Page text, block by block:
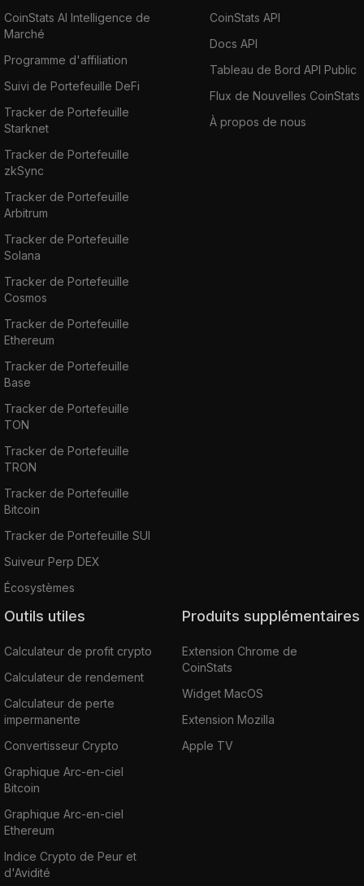
CoinStats AI Intelligence de
Marché
Programme d'affiliation
Suivi de Portefeuille DeFi
Tracker de Portefeuille
Starknet
Tracker de Portefeuille
zkSync
Tracker de Portefeuille
Arbitrum
Tracker de Portefeuille
Solana
Tracker de Portefeuille
Cosmos
Tracker de Portefeuille
Ethereum
Tracker de Portefeuille
Base
Tracker de Portefeuille
TON
Tracker de Portefeuille
TRON
Tracker de Portefeuille
Bitcoin
Tracker de Portefeuille SUI
Suiveur Perp DEX
Écosystèmes
CoinStats API
Docs API
Tableau de Bord API Public
Flux de Nouvelles CoinStats
À propos de nous
Outils utiles
Calculateur de profit crypto
Calculateur de rendement
Calculateur de perte
impermanente
Convertisseur Crypto
Graphique Arc-en-ciel
Bitcoin
Graphique Arc-en-ciel
Ethereum
Indice Crypto de Peur et
d'Avidité
Produits supplémentaires
Extension Chrome de
CoinStats
Widget MacOS
Extension Mozilla
Apple TV